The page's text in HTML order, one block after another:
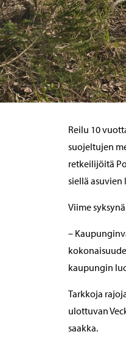
Reilu 10
suojeltujen
retkeilijöitä
siellä asuvien
Viime
–
kaupungin
Tarkkoja
ulottuvan
saakka.